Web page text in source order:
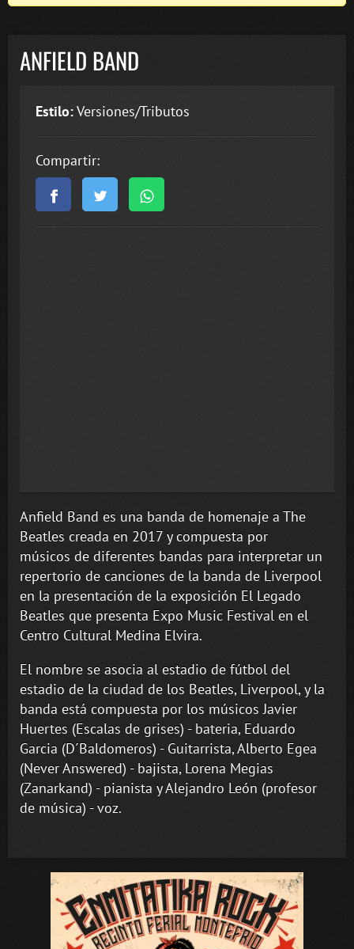
ANFIELD BAND
Estilo:Versiones/Tributos
Compartir:
Anfield Band es una banda de homenaje a The
Beatles creada en 2017 y compuesta por
músicos de diferentes bandas para interpretar un
repertorio de canciones de la banda de Liverpool
en la presentación de la exposición El Legado
Beatles que presenta Expo Music Festival en el
Centro Cultural Medina Elvira.
El nombre se asocia al estadio de fútbol del
estadio de la ciudad de los Beatles, Liverpool, y la
banda está compuesta por los músicos Javier
Huertes (Escalas de grises) - bateria, Eduardo
Garcia (D´Baldomeros) - Guitarrista, Alberto Egea
(Never Answered) - bajista, Lorena Megias
(Zanarkand) - pianista y Alejandro León (profesor
de música) - voz.